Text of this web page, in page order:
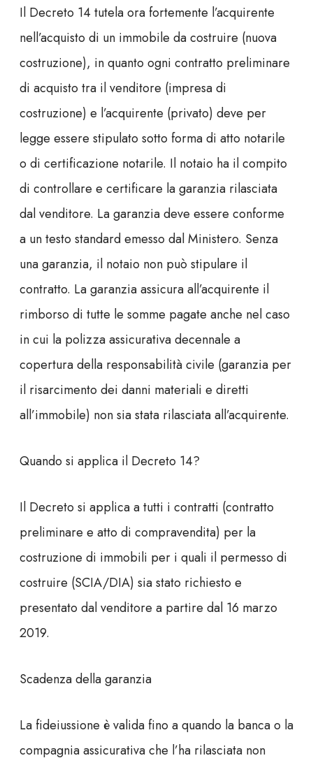
Il Decreto 14 tutela ora fortemente l’acquirente
nell’acquisto di un immobile da costruire (nuova
costruzione), in quanto ogni contratto preliminare
di acquisto tra il venditore (impresa di
costruzione) e l’acquirente (privato) deve per
legge essere stipulato sotto forma di atto notarile
o di certificazione notarile. Il notaio ha il compito
di controllare e certificare la garanzia rilasciata
dal venditore. La garanzia deve essere conforme
a un testo standard emesso dal Ministero. Senza
una garanzia, il notaio non può stipulare il
contratto. La garanzia assicura all’acquirente il
rimborso di tutte le somme pagate anche nel caso
in cui la polizza assicurativa decennale a
copertura della responsabilità civile (garanzia per
il risarcimento dei danni materiali e diretti
all’immobile) non sia stata rilasciata all’acquirente.
Quando si applica il Decreto 14?
Il Decreto si applica a tutti i contratti (contratto
preliminare e atto di compravendita) per la
costruzione di immobili per i quali il permesso di
costruire (SCIA/DIA) sia stato richiesto e
presentato dal venditore a partire dal 16 marzo
2019.
Scadenza della garanzia
La fideiussione è valida fino a quando la banca o la
compagnia assicurativa che l’ha rilasciata non